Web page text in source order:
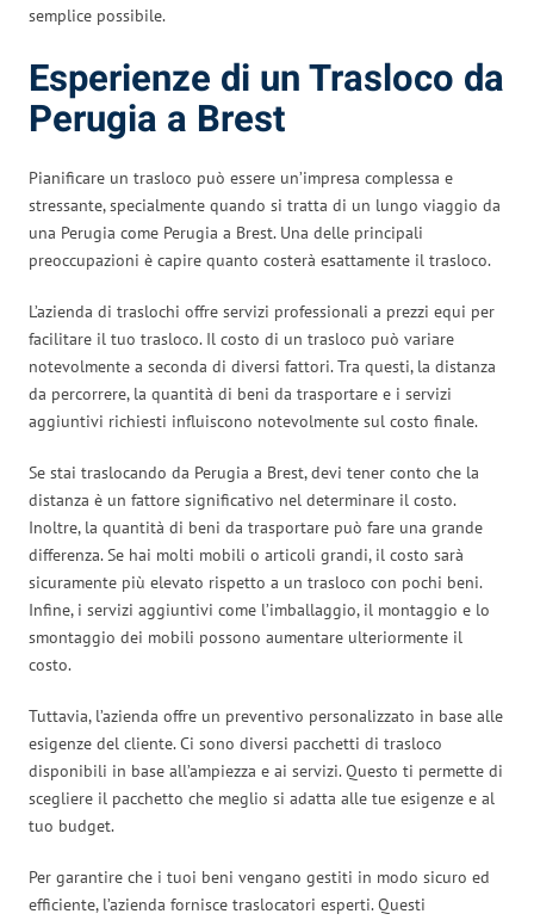
semplice possibile.
Esperienze di un Trasloco da
Perugia a Brest
Pianificare un trasloco può essere un’impresa complessa e
stressante, specialmente quando si tratta di un lungo viaggio da
una Perugia come Perugia a Brest. Una delle principali
preoccupazioni è capire quanto costerà esattamente il trasloco.
L’azienda di traslochi offre servizi professionali a prezzi equi per
facilitare il tuo trasloco. Il costo di un trasloco può variare
notevolmente a seconda di diversi fattori. Tra questi, la distanza
da percorrere, la quantità di beni da trasportare e i servizi
aggiuntivi richiesti influiscono notevolmente sul costo finale.
Se stai traslocando da Perugia a Brest, devi tener conto che la
distanza è un fattore significativo nel determinare il costo.
Inoltre, la quantità di beni da trasportare può fare una grande
differenza. Se hai molti mobili o articoli grandi, il costo sarà
sicuramente più elevato rispetto a un trasloco con pochi beni.
Infine, i servizi aggiuntivi come l’imballaggio, il montaggio e lo
smontaggio dei mobili possono aumentare ulteriormente il
costo.
Tuttavia, l’azienda offre un preventivo personalizzato in base alle
esigenze del cliente. Ci sono diversi pacchetti di trasloco
disponibili in base all’ampiezza e ai servizi. Questo ti permette di
scegliere il pacchetto che meglio si adatta alle tue esigenze e al
tuo budget.
Per garantire che i tuoi beni vengano gestiti in modo sicuro ed
efficiente, l’azienda fornisce traslocatori esperti. Questi